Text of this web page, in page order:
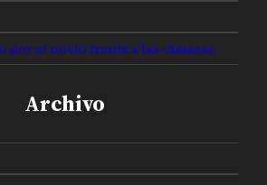
el novio frente a las cámaras
Archivo